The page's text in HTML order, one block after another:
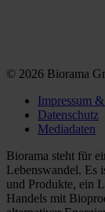
© 2026 Biorama
Impressum
Datenschutz
Mediadaten
Biorama steht für
Lebenswandel. Es
und Produkte, ein
Handels mit